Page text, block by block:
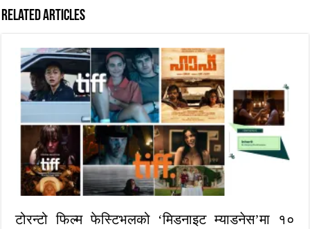
Related Articles
टोरन्टो फिल्म फेस्टिभलको ‘मिडनाइट म्याडनेस’मा १०